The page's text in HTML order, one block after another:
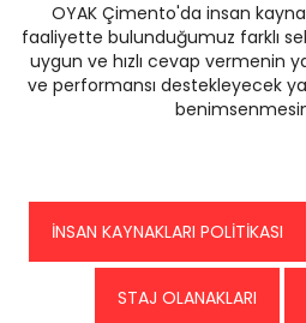
OYAK Çimento'da insan
faaliyette bulunduğumuz farklı
uygun ve hızlı cevap vermenin
ve performansı destekleyecek
İNSAN KAYNAKLARI POLİTİKASI
STAJ OLANAKLARI